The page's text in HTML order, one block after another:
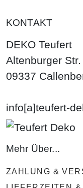
KONTAKT
DEKO Teufert
Altenburger Str.
09337
info[a]teufert-
Mehr Über...
ZAHLUNG &